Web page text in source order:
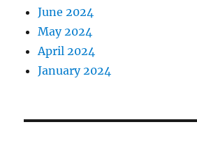
June 2024
May 2024
April 2024
January 2024